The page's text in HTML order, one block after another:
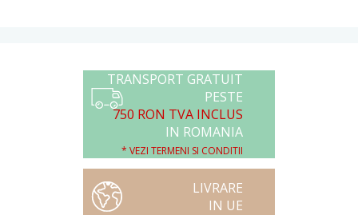
TRANSPORT GRATUIT
PESTE
750 RON TVA INCLUS
IN ROMANIA
* VEZI TERMENI SI CONDITII
LIVRARE
IN UE